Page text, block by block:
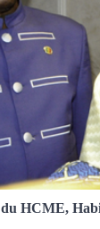
HCME,